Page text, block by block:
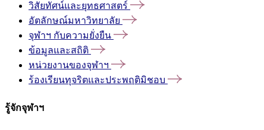
วิสัยทัศน์และยุทธศาสตร์
อัตลักษณ์มหาวิทยาลัย
จุฬาฯ กับความยั่งยืน
ข้อมูลและสถิติ
หน่วยงานของจุฬาฯ
ร้องเรียนทุจริตและประพฤติมิชอบ
รู้จักจุฬาฯ